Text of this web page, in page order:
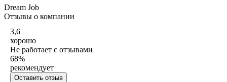
Dream Job
Отзывы о компании
3,6
хорошо
Не работает с отзывами
68%
рекомендует
Оставить отзыв